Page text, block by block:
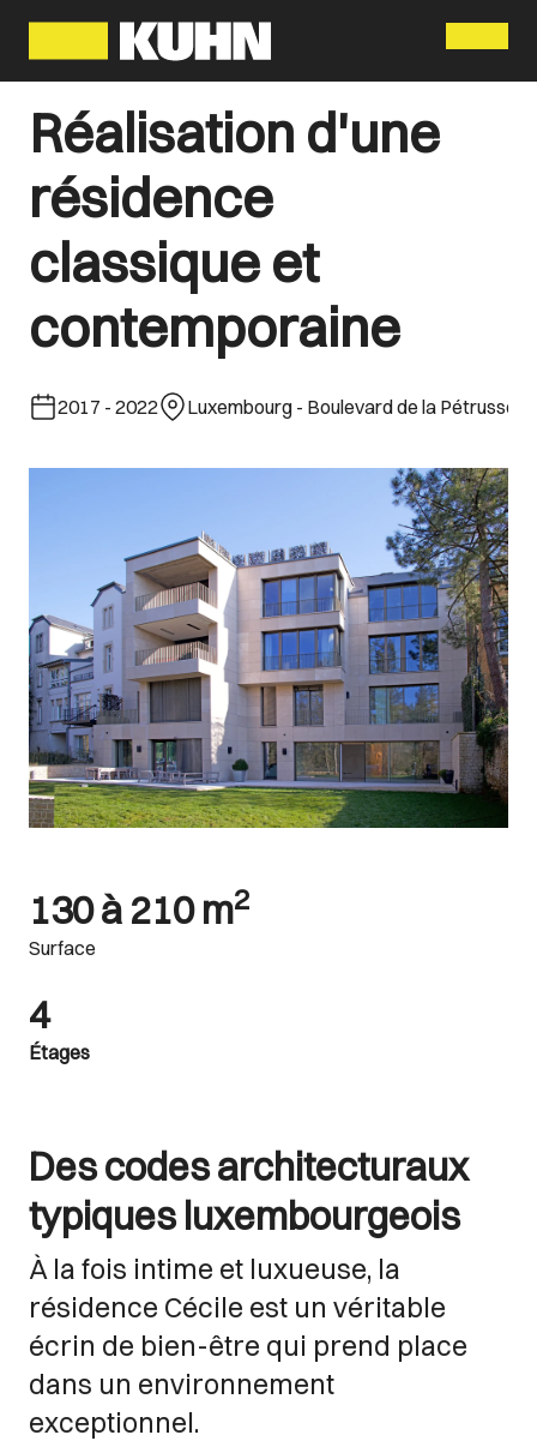
Réalisation d'une
résidence
classique et
contemporaine
2017 - 2022 Luxembourg - Boulevard de la Pétrusse
130 à 210 m2
Surface
4
Étages
Des codes architecturaux
typiques luxembourgeois
À la fois intime et luxueuse, la
résidence Cécile est un véritable
écrin de bien-être qui prend place
dans un environnement
exceptionnel.
Menu